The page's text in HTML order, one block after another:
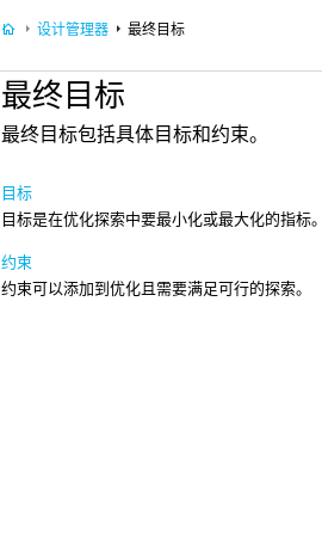
设计管理器 最终目标
最终目标
最终目标包括具体目标和约束。
目标
目标是在优化探索中要最小化或最大化的指标
约束
约束可以添加到优化且需要满足可行的探索。